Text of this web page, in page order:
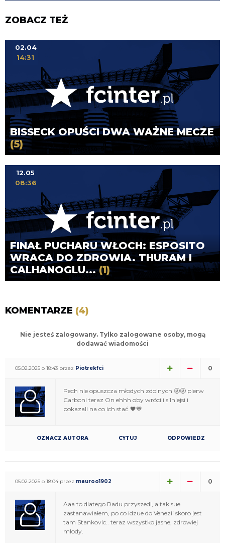
ZOBACZ TEŻ
BISSECK OPUŚCI DWA WAŻNE MECZE
(5)
02.04
14:31
FINAŁ PUCHARU WŁOCH: ESPOSITO
WRACA DO ZDROWIA. THURAM I
CALHANOGLU...(1)
12.05
08:36
KOMENTARZE (4)
Nie jesteś zalogowany. Tylko zalogowane osoby, mogą
dodawać wiadomości
05.02.2025 o 18:43 przez Piotrekfci 0
Pech nie opuszcza młodych zdolnych 🤬🤬 pierw
Carboni teraz On ehhh oby wrócili silniejsi i
pokazali na co ich stać 🖤💙
OZNACZ AUTORA CYTUJ ODPOWIEDZ
05.02.2025 o 18:04 przez mauroo1902 0
Aaa to dlatego Radu przyszedl, a tak sue
zastanawiałem, po co idzue do Venezii skoro jest
tam Stankovic.. teraz wszystko jasne, zdrowiej
mlody.